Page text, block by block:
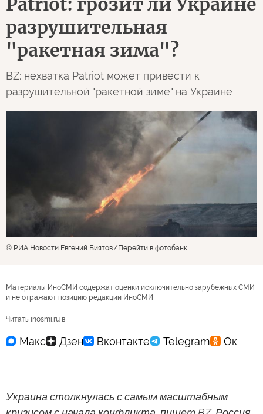
разрушительная
"ракетная зима"?
BZ: нехватка Patriot может привести к
разрушительной "ракетной зиме" на Украине
© РИА Новости Евгений Биятов Перейти в фотобанк
Материалы ИноСМИ содержат оценки исключительно зарубежных СМИ
и не отражают позицию редакции ИноСМИ
Читать inosmi.ru в
Украина столкнулась с самым масштабным